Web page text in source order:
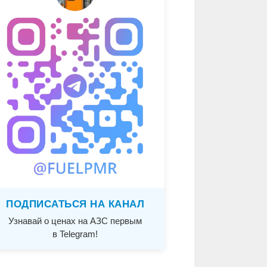
ПОДПИСАТЬСЯ НА КАНАЛ
Узнавай о ценах на АЗС первым
в Telegram!